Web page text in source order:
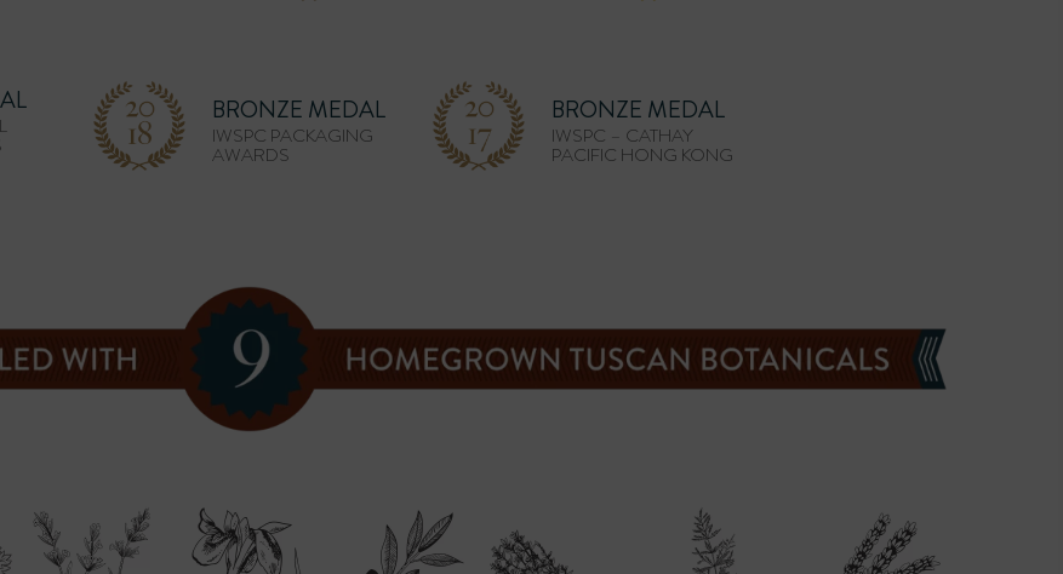
BRONZE MEDAL
IWSPC PACKAGING
AWARDS
BRONZE MEDAL
IWSPC – CATHAY
PACIFIC HONG KONG